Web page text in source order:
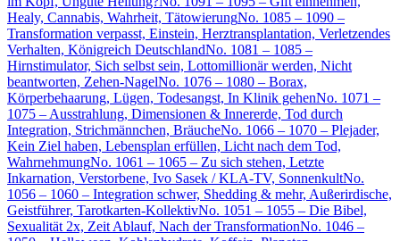
Healy, Cannabis, Wahrheit, TätowierungNo. 1085 – 1090 –
Transformation verpasst, Einstein, Herztransplantation, Verletzendes
Verhalten, Königreich DeutschlandNo. 1081 – 1085 –
Hirnstimulator, Sich selbst sein, Lottomillionär werden, Nicht
beantworten, Zehen-NagelNo. 1076 – 1080 – Borax,
Körperbehaarung, Lügen, Todesangst, In Klinik gehenNo. 1071 –
1075 – Ausstrahlung, Dimensionen & Innererde, Tod durch
Integration, Strichmännchen, BräucheNo. 1066 – 1070 – Plejader,
Kein Ziel haben, Lebensplan erfüllen, Licht nach dem Tod,
WahrnehmungNo. 1061 – 1065 – Zu sich stehen, Letzte
Inkarnation, Verstorbene, Ivo Sasek / KLA-TV, SonnenkultNo.
1056 – 1060 – Integration schwer, Shedding & mehr, Außerirdische,
Geistführer, Tarotkarten-KollektivNo. 1051 – 1055 – Die Bibel,
Sexualität 2x, Zeit Ablauf, Nach der TransformationNo. 1046 –